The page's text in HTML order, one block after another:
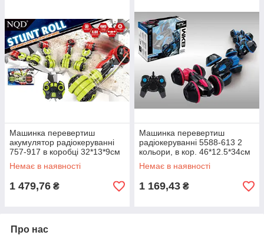
Машинка перевертиш
акумулятор радіокеруванні
757-917 в коробці 32*13*9см
Немає в наявності
1 479,76 ₴
Машинка перевертиш
радіокеруванні 5588-613 2
кольори, в кор. 46*12.5*34см
Немає в наявності
1 169,43 ₴
Про нас